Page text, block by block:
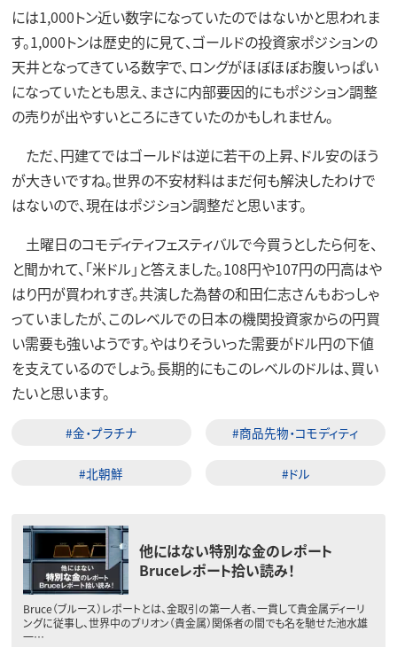
には1,000トン近い数字になっていたのではないかと思われま
す。1,000トンは歴史的に見て、ゴールドの投資家ポジションの
天井となってきている数字で、ロングがほぼほぼお腹いっぱい
になっていたとも思え、まさに内部要因的にもポジション調整
の売りが出やすいところにきていたのかもしれません。
ただ、円建てではゴールドは逆に若干の上昇、ドル安のほう
が大きいですね。世界の不安材料はまだ何も解決したわけで
はないので、現在はポジション調整だと思います。
土曜日のコモディティフェスティバルで今買うとしたら何を、
と聞かれて、「米ドル」と答えました。108円や107円の円高はや
はり円が買われすぎ。共演した為替の和田仁志さんもおっしゃ
っていましたが、このレベルでの日本の機関投資家からの円買
い需要も強いようです。やはりそういった需要がドル円の下値
を支えているのでしょう。長期的にもこのレベルのドルは、買い
たいと思います。
#金・プラチナ #商品先物・コモディティ
#北朝鮮 #ドル
他にはない特別な金のレポート
Bruceレポート拾い読み！
Bruce（ブルース）レポートとは、金取引の第一人者、一貫して貴金属ディーリ
ングに従事し、世界中のブリオン（貴金属）関係者の間でも名を馳せた池水雄
一…